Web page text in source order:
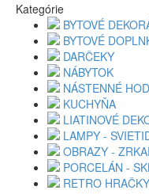
Kategórie
BYTOVÉ
BYTOVÉ
DARČEKY
NÁBYTOK
NÁSTENNÉ
KUCHYŇA
LIATINOVÉ
LAMPY -
OBRAZY -
PORCELÁN -
RETRO HRAČKY